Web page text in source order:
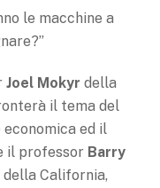
le macchine a
Joel Mokyr della
il tema del
ed il
il professor Barry
della California,